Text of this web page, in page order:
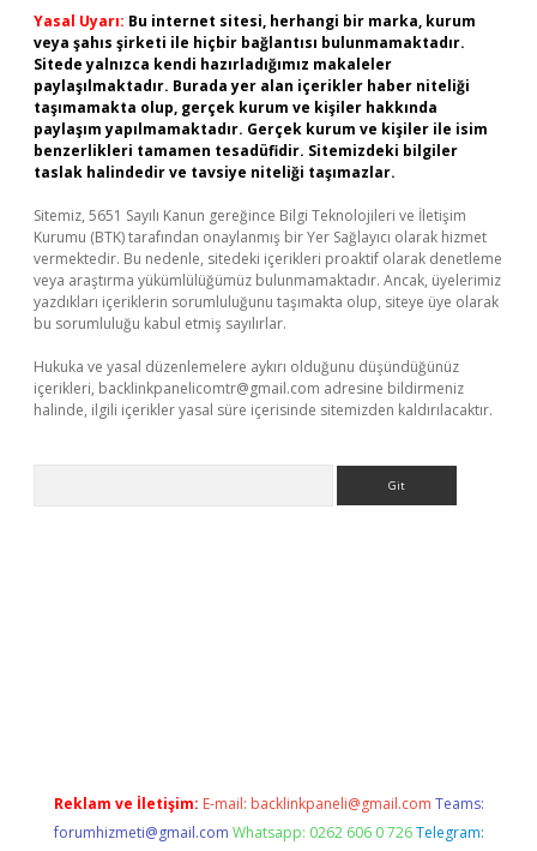
Yasal Uyarı: Bu internet sitesi, herhangi bir marka, kurum
veya şahıs şirketi ile hiçbir bağlantısı bulunmamaktadır.
Sitede yalnızca kendi hazırladığımız makaleler
paylaşılmaktadır. Burada yer alan içerikler haber niteliği
taşımamakta olup, gerçek kurum ve kişiler hakkında
paylaşım yapılmamaktadır. Gerçek kurum ve kişiler ile isim
benzerlikleri tamamen tesadüfidir. Sitemizdeki bilgiler
taslak halindedir ve tavsiye niteliği taşımazlar.
Sitemiz, 5651 Sayılı Kanun gereğince Bilgi Teknolojileri ve İletişim
Kurumu (BTK) tarafından onaylanmış bir Yer Sağlayıcı olarak hizmet
vermektedir. Bu nedenle, sitedeki içerikleri proaktif olarak denetleme
veya araştırma yükümlülüğümüz bulunmamaktadır. Ancak, üyelerimiz
yazdıkları içeriklerin sorumluluğunu taşımakta olup, siteye üye olarak
bu sorumluluğu kabul etmiş sayılırlar.
Hukuka ve yasal düzenlemelere aykırı olduğunu düşündüğünüz
içerikleri, backlinkpanelicomtr@gmail.com adresine bildirmeniz
halinde, ilgili içerikler yasal süre içerisinde sitemizden kaldırılacaktır.
Reklam ve İletişim: E-mail: backlinkpaneli@gmail.com Teams:
forumhizmeti@gmail.com Whatsapp: 0262 606 0 726 Telegram: